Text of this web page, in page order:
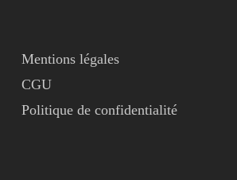
Mentions légales
CGU
Politique de confidentialité